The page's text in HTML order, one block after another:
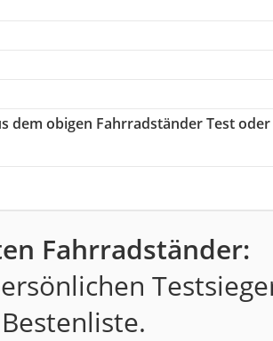
dem obigen Fahrradständer Test oder
Fahrradständer:
Bestenliste.